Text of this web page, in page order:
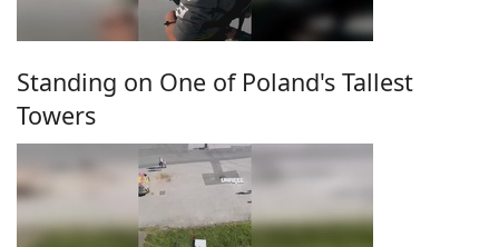
Standing on One of Poland's Tallest
Towers